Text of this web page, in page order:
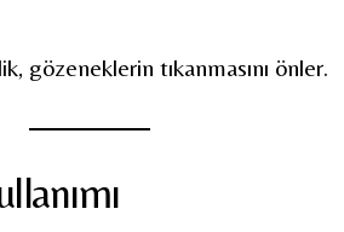
gözeneklerin tıkanmasını önler.